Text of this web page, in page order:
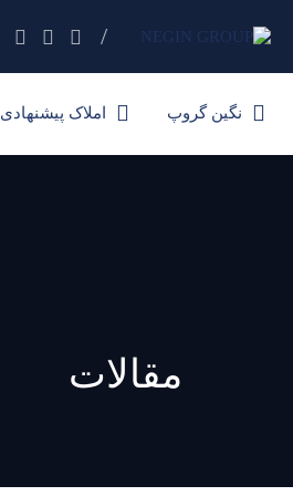
نگین گروپ
نگین گروپ املاک پیشنهادی
مقالات